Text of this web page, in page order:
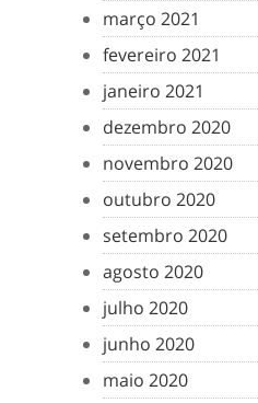
março 2021
fevereiro 2021
janeiro 2021
dezembro 2020
novembro 2020
outubro 2020
setembro 2020
agosto 2020
julho 2020
junho 2020
maio 2020